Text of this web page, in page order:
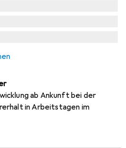
ab Ankunft bei der
in Arbeitstagen im